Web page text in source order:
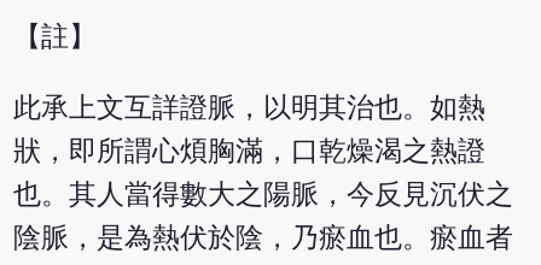
【註】
此承上文互詳證脈，以明其治也。如熱
狀，即所謂心煩胸滿，口乾燥渴之熱證
也。其人當得數大之陽脈，今反見沉伏之
陰脈，是為熱伏於陰，乃瘀血也。瘀血者